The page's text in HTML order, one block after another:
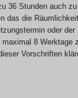
36 Stunden auch
das die
oder der
8 Werktage
Vorschriften